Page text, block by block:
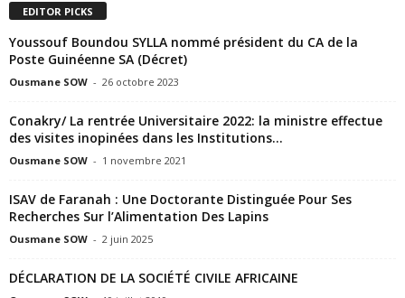
EDITOR PICKS
Youssouf Boundou SYLLA nommé président du CA de la
Poste Guinéenne SA (Décret)
Ousmane SOW - 26 octobre 2023
Conakry/ La rentrée Universitaire 2022: la ministre effectue
des visites inopinées dans les Institutions...
Ousmane SOW - 1 novembre 2021
ISAV de Faranah : Une Doctorante Distinguée Pour Ses
Recherches Sur l’Alimentation Des Lapins
Ousmane SOW - 2 juin 2025
DÉCLARATION DE LA SOCIÉTÉ CIVILE AFRICAINE